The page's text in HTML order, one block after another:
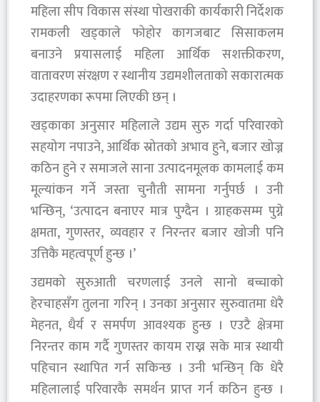
महिला सीप विकास संस्था पोखराकी कार्यकारी निर्देशक
रामकली खड्काले फोहोर कागजबाट सिसाकलम
बनाउने प्रयासलाई महिला आर्थिक सशक्तीकरण,
वातावरण संरक्षण र स्थानीय उद्यमशीलताको सकारात्मक
उदाहरणका रूपमा लिएकी छन् ।
खड्काका अनुसार महिलाले उद्यम सुरु गर्दा परिवारको
सहयोग नपाउने, आर्थिक स्रोतको अभाव हुने, बजार खोज्न
कठिन हुने र समाजले साना उत्पादनमूलक कामलाई कम
मूल्यांकन गर्ने जस्ता चुनौती सामना गर्नुपर्छ । उनी
भन्छिन्, ‘उत्पादन बनाएर मात्र पुग्दैन । ग्राहकसम्म पुग्ने
क्षमता, गुणस्तर, व्यवहार र निरन्तर बजार खोजी पनि
उत्तिकै महत्वपूर्ण हुन्छ ।’
उद्यमको सुरुआती चरणलाई उनले सानो बच्चाको
हेरचाहसँग तुलना गरिन् । उनका अनुसार सुरुवातमा धेरै
मेहनत, धैर्य र समर्पण आवश्यक हुन्छ । एउटै क्षेत्रमा
निरन्तर काम गर्दै गुणस्तर कायम राख्न सके मात्र स्थायी
पहिचान स्थापित गर्न सकिन्छ । उनी भन्छिन् कि धेरै
महिलालाई परिवारकै समर्थन प्राप्त गर्न कठिन हुन्छ ।